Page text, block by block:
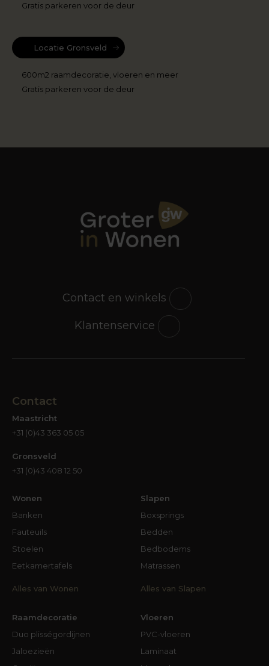
Gratis parkeren voor de deur
Locatie Gronsveld
600m2 raamdecoratie, vloeren en meer
Gratis parkeren voor de deur
Contact en winkels
Klantenservice
Contact
Maastricht
+31 (0)43 363 05 05
Gronsveld
+31 (0)43 408 12 50
Wonen
Banken
Fauteuils
Stoelen
Eetkamertafels
Alles van Wonen
Slapen
Boxsprings
Bedden
Bedbodems
Matrassen
Alles van Slapen
Raamdecoratie
Duo plisségordijnen
Jaloezieën
Vloeren
PVC-vloeren
Laminaat